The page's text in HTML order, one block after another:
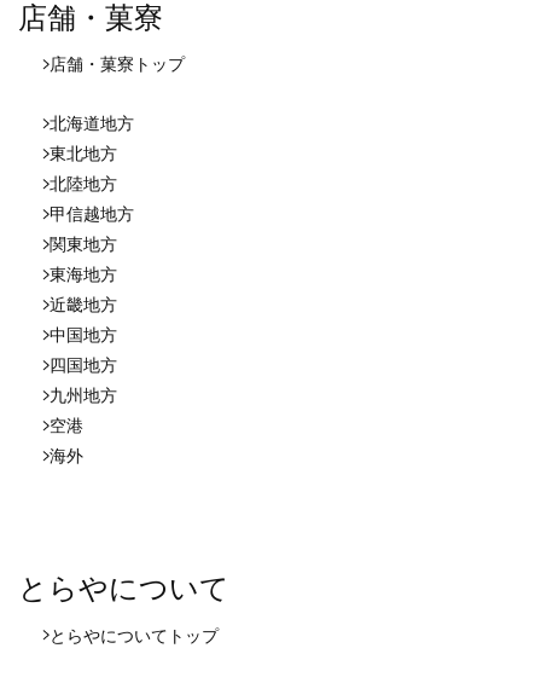
店舗・菓寮
店舗・菓寮 トップ
北海道地方
東北地方
北陸地方
甲信越地方
関東地方
東海地方
近畿地方
中国地方
四国地方
九州地方
空港
海外
とらやについて
とらやについて トップ